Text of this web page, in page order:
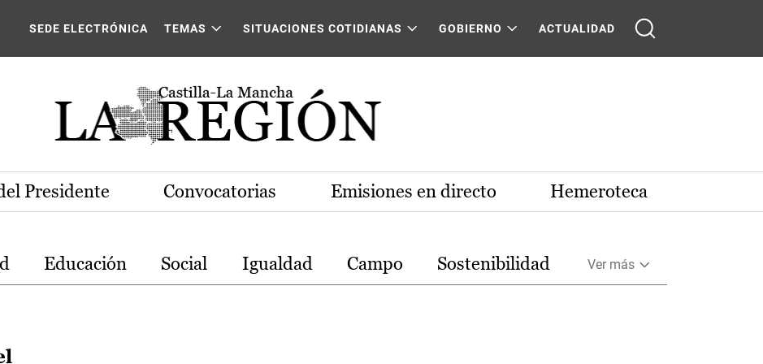
La Mancha
SEDE ELECTRÓNICA TEMAS SITUACIONES COTIDIANAS GOBIERNO ACTUALIDAD
Presidente Convocatorias Emisiones en directo Hemeroteca
Educación Social Igualdad Campo Sostenibilidad Ver más